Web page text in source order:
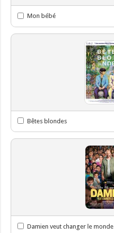
Mon bébé
Bêtes blondes
Damien veut changer le monde